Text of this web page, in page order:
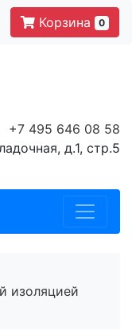
Корзина 0
+7 495 646 08 58
д.1, стр.5
изоляцией